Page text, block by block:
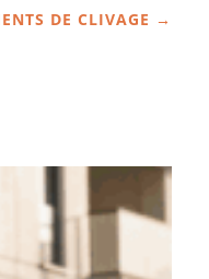
DE CLIVAGE →